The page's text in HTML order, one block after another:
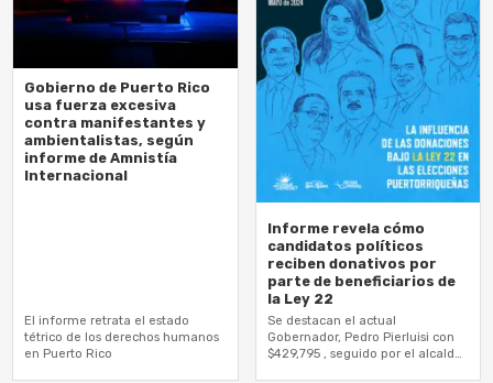
Gobierno de Puerto Rico
usa fuerza excesiva
contra manifestantes y
ambientalistas, según
informe de Amnistía
Internacional
El informe retrata el estado
tétrico de los derechos humanos
en Puerto Rico
Informe revela cómo
candidatos políticos
reciben donativos por
parte de beneficiarios de
la Ley 22
Se destacan el actual
Gobernador, Pedro Pierluisi con
$429,795 , seguido por el alcalde